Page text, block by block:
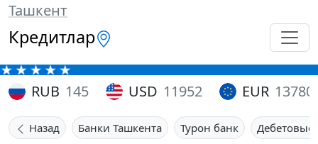
Ташкент
Кредитлар
RUB 145 USD 11952 EUR 13780
Назад Банки Ташкента Турон банк Дебетовые